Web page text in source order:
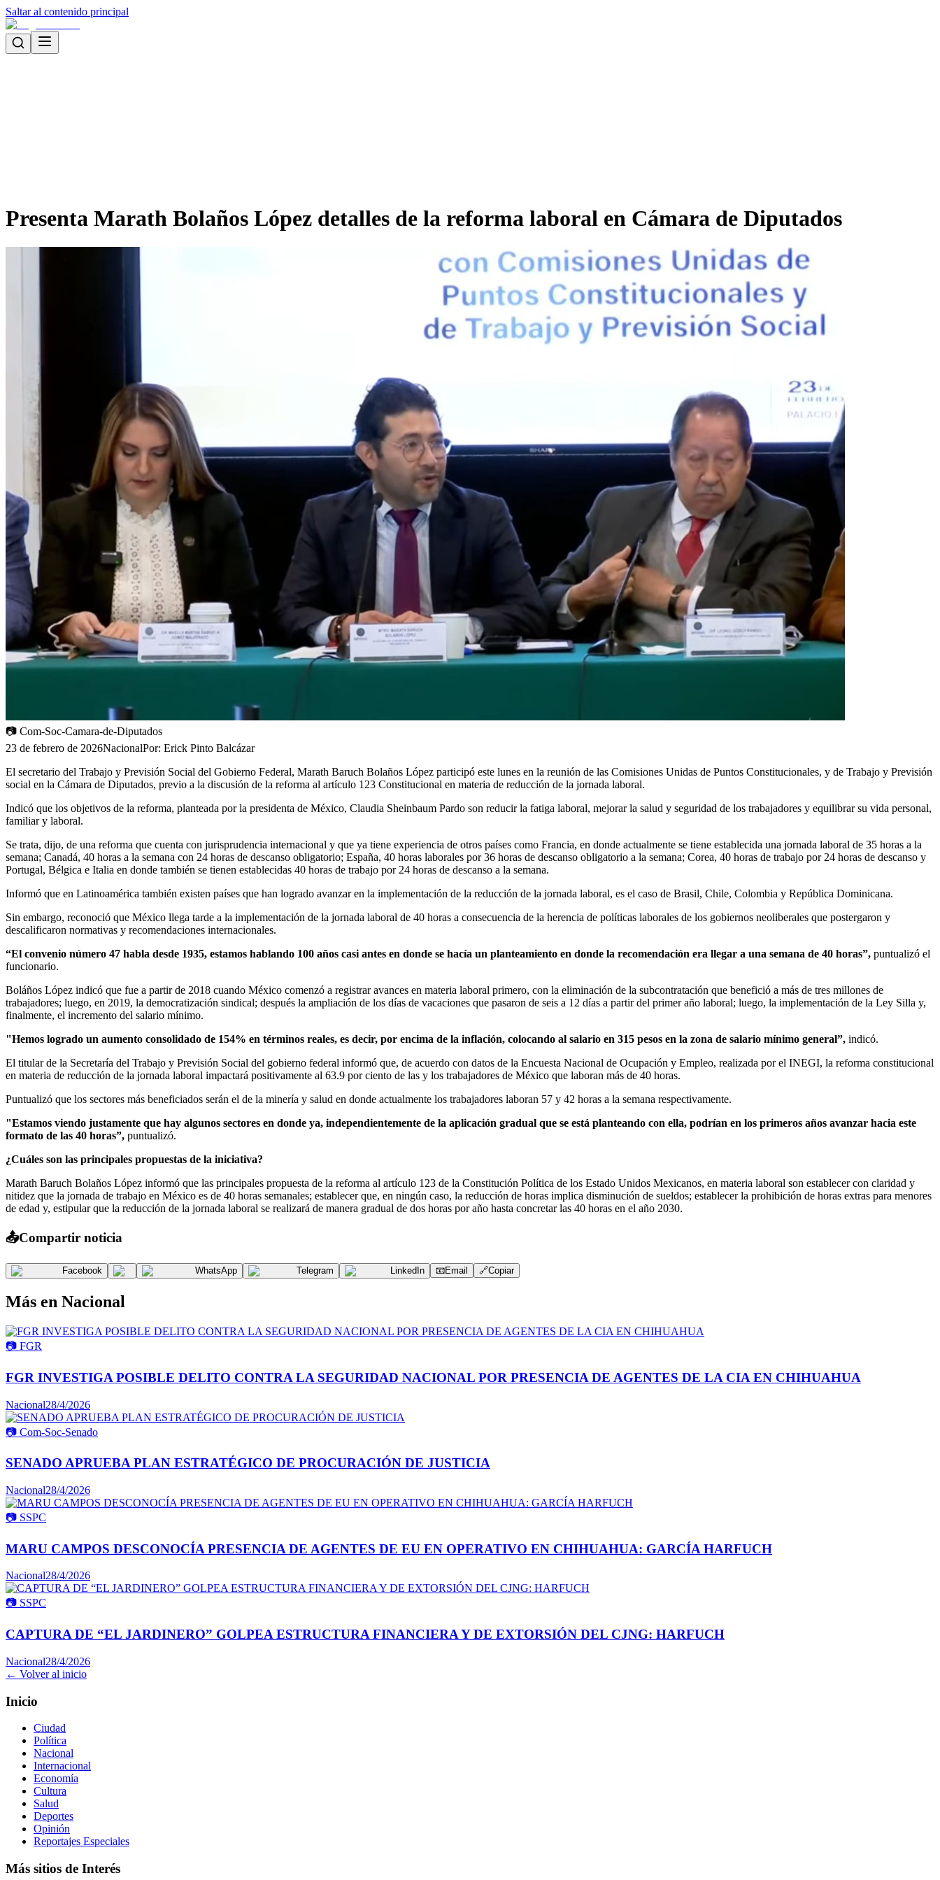
Saltar al contenido principal
Presenta Marath Bolaños López detalles de la reforma laboral en Cámara de Diputados
📷 Com-Soc-Camara-de-Diputados
23 de febrero de 2026NacionalPor: Erick Pinto Balcázar
El secretario del Trabajo y Previsión Social del Gobierno Federal, Marath Baruch Bolaños López participó este lunes en la reunión de las Comisiones Unidas de Puntos Constitucionales, y de Trabajo y Previsión
social en la Cámara de Diputados, previo a la discusión de la reforma al artículo 123 Constitucional en materia de reducción de la jornada laboral.
Indicó que los objetivos de la reforma, planteada por la presidenta de México, Claudia Sheinbaum Pardo son reducir la fatiga laboral, mejorar la salud y seguridad de los trabajadores y equilibrar su vida personal,
familiar y laboral.
Se trata, dijo, de una reforma que cuenta con jurisprudencia internacional y que ya tiene experiencia de otros países como Francia, en donde actualmente se tiene establecida una jornada laboral de 35 horas a la
semana; Canadá, 40 horas a la semana con 24 horas de descanso obligatorio; España, 40 horas laborales por 36 horas de descanso obligatorio a la semana; Corea, 40 horas de trabajo por 24 horas de descanso y
Portugal, Bélgica e Italia en donde también se tienen establecidas 40 horas de trabajo por 24 horas de descanso a la semana.
Informó que en Latinoamérica también existen países que han logrado avanzar en la implementación de la reducción de la jornada laboral, es el caso de Brasil, Chile, Colombia y República Dominicana.
Sin embargo, reconoció que México llega tarde a la implementación de la jornada laboral de 40 horas a consecuencia de la herencia de políticas laborales de los gobiernos neoliberales que postergaron y
descalificaron normativas y recomendaciones internacionales.
“El convenio número 47 habla desde 1935, estamos hablando 100 años casi antes en donde se hacía un planteamiento en donde la recomendación era llegar a una semana de 40 horas”, puntualizó el
funcionario.
Boláños López indicó que fue a partir de 2018 cuando México comenzó a registrar avances en materia laboral primero, con la eliminación de la subcontratación que benefició a más de tres millones de
trabajadores; luego, en 2019, la democratización sindical; después la ampliación de los días de vacaciones que pasaron de seis a 12 días a partir del primer año laboral; luego, la implementación de la Ley Silla y,
finalmente, el incremento del salario mínimo.
"Hemos logrado un aumento consolidado de 154% en términos reales, es decir, por encima de la inflación, colocando al salario en 315 pesos en la zona de salario mínimo general”, indicó.
El titular de la Secretaría del Trabajo y Previsión Social del gobierno federal informó que, de acuerdo con datos de la Encuesta Nacional de Ocupación y Empleo, realizada por el INEGI, la reforma constitucional
en materia de reducción de la jornada laboral impactará positivamente al 63.9 por ciento de las y los trabajadores de México que laboran más de 40 horas.
Puntualizó que los sectores más beneficiados serán el de la minería y salud en donde actualmente los trabajadores laboran 57 y 42 horas a la semana respectivamente.
"Estamos viendo justamente que hay algunos sectores en donde ya, independientemente de la aplicación gradual que se está planteando con ella, podrían en los primeros años avanzar hacia este
formato de las 40 horas”, puntualizó.
¿Cuáles son las principales propuestas de la iniciativa?
Marath Baruch Bolaños López informó que las principales propuesta de la reforma al artículo 123 de la Constitución Política de los Estado Unidos Mexicanos, en materia laboral son establecer con claridad y
nitidez que la jornada de trabajo en México es de 40 horas semanales; establecer que, en ningún caso, la reducción de horas implica disminución de sueldos; establecer la prohibición de horas extras para menores
de edad y, estipular que la reducción de la jornada laboral se realizará de manera gradual de dos horas por año hasta concretar las 40 horas en el año 2030.
📤Compartir noticia
Facebook WhatsApp Telegram LinkedIn 📧Email 🔗Copiar
Más en Nacional
📷 FGR
FGR INVESTIGA POSIBLE DELITO CONTRA LA SEGURIDAD NACIONAL POR PRESENCIA DE AGENTES DE LA CIA EN CHIHUAHUA
Nacional28/4/2026
📷 Com-Soc-Senado
SENADO APRUEBA PLAN ESTRATÉGICO DE PROCURACIÓN DE JUSTICIA
Nacional28/4/2026
📷 SSPC
MARU CAMPOS DESCONOCÍA PRESENCIA DE AGENTES DE EU EN OPERATIVO EN CHIHUAHUA: GARCÍA HARFUCH
Nacional28/4/2026
📷 SSPC
CAPTURA DE “EL JARDINERO” GOLPEA ESTRUCTURA FINANCIERA Y DE EXTORSIÓN DEL CJNG: HARFUCH
Nacional28/4/2026
← Volver al inicio
Inicio
Ciudad
Política
Nacional
Internacional
Economía
Cultura
Salud
Deportes
Opinión
Reportajes Especiales
Más sitios de Interés